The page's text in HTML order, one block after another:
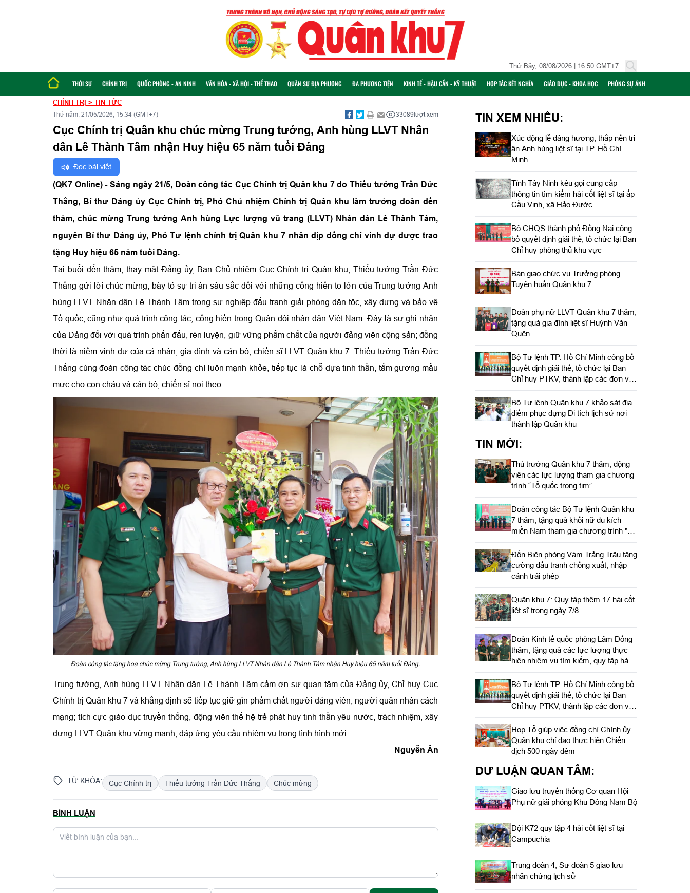
Thứ Bảy, 08/08/2026 | 16:50 GMT+7
THỜI SỰ CHÍNH TRỊ QUỐC PHÒNG - AN NINH VĂN HÓA - XÃ HỘI - THỂ THAO QUÂN SỰ ĐỊA PHƯƠNG ĐA PHƯƠNG TIỆN KINH TẾ - HẬU CẦN - KỸ THUẬT HỢP TÁC KẾT NGHĨA GIÁO DỤC - KHOA HỌC PHÓNG SỰ ẢNH
CHÍNH TRỊ > TIN TỨC
Thứ năm, 21/05/2026, 15:34 (GMT+7) 33089lượt xem
Cục Chính trị Quân khu chúc mừng Trung tướng, Anh hùng LLVT Nhân
dân Lê Thành Tâm nhận Huy hiệu 65 năm tuổi Đảng
Đọc bài viết
(QK7 Online) - Sáng ngày 21/5, Đoàn công tác Cục Chính trị Quân khu 7 do Thiếu tướng Trần Đức
Thắng, Bí thư Đảng ủy Cục Chính trị, Phó Chủ nhiệm Chính trị Quân khu làm trưởng đoàn đến
thăm, chúc mừng Trung tướng Anh hùng Lực lượng vũ trang (LLVT) Nhân dân Lê Thành Tâm,
nguyên Bí thư Đảng ủy, Phó Tư lệnh chính trị Quân khu 7 nhân dịp đồng chí vinh dự được trao
tặng Huy hiệu 65 năm tuổi Đảng.
Tại buổi đến thăm, thay mặt Đảng ủy, Ban Chủ nhiệm Cục Chính trị Quân khu, Thiếu tướng Trần Đức
Thắng gửi lời chúc mừng, bày tỏ sự tri ân sâu sắc đối với những cống hiến to lớn của Trung tướng Anh
hùng LLVT Nhân dân Lê Thành Tâm trong sự nghiệp đấu tranh giải phóng dân tộc, xây dựng và bảo vệ
Tổ quốc, cũng như quá trình công tác, cống hiến trong Quân đội nhân dân Việt Nam. Đây là sự ghi nhận
của Đảng đối với quá trình phấn đấu, rèn luyện, giữ vững phẩm chất của người đảng viên cộng sản; đồng
thời là niềm vinh dự của cá nhân, gia đình và cán bộ, chiến sĩ LLVT Quân khu 7. Thiếu tướng Trần Đức
Thắng cùng đoàn công tác chúc đồng chí luôn mạnh khỏe, tiếp tục là chỗ dựa tinh thần, tấm gương mẫu
mực cho con cháu và cán bộ, chiến sĩ noi theo.
Đoàn công tác tặng hoa chúc mừng Trung tướng, Anh hùng LLVT Nhân dân Lê Thành Tâm nhận Huy hiệu 65 năm tuổi Đảng.
Trung tướng, Anh hùng LLVT Nhân dân Lê Thành Tâm cảm ơn sự quan tâm của Đảng ủy, Chỉ huy Cục
Chính trị Quân khu 7 và khẳng định sẽ tiếp tục giữ gìn phẩm chất người đảng viên, người quân nhân cách
mạng; tích cực giáo dục truyền thống, động viên thế hệ trẻ phát huy tinh thần yêu nước, trách nhiệm, xây
dựng LLVT Quân khu vững mạnh, đáp ứng yêu cầu nhiệm vụ trong tình hình mới.
Nguyễn Ân
TỪ KHÓA: Cục Chính trị Thiếu tướng Trần Đức Thắng Chúc mừng
BÌNH LUẬN
TIN XEM NHIỀU:
Xúc động lễ dâng hương, thắp nến tri
ân Anh hùng liệt sĩ tại TP. Hồ Chí
Minh
Tỉnh Tây Ninh kêu gọi cung cấp
thông tin tìm kiếm hài cốt liệt sĩ tại ấp
Cầu Vịnh, xã Hảo Đước
Bộ CHQS thành phố Đồng Nai công
bố quyết định giải thể, tổ chức lại Ban
Chỉ huy phòng thủ khu vực
Bàn giao chức vụ Trưởng phòng
Tuyên huấn Quân khu 7
Đoàn phụ nữ LLVT Quân khu 7 thăm,
tặng quà gia đình liệt sĩ Huỳnh Văn
Quên
Bộ Tư lệnh TP. Hồ Chí Minh công bố
quyết định giải thể, tổ chức lại Ban
Chỉ huy PTKV, thành lập các đơn vị
trực thuộc
Bộ Tư lệnh Quân khu 7 khảo sát địa
điểm phục dựng Di tích lịch sử nơi
thành lập Quân khu
TIN MỚI:
Thủ trưởng Quân khu 7 thăm, động
viên các lực lượng tham gia chương
trình “Tổ quốc trong tim”
Đoàn công tác Bộ Tư lệnh Quân khu
7 thăm, tặng quà khối nữ du kích
miền Nam tham gia chương trình "Tổ
quốc trong tim"
Đồn Biên phòng Vàm Trảng Trâu tăng
cường đấu tranh chống xuất, nhập
cảnh trái phép
Quân khu 7: Quy tập thêm 17 hài cốt
liệt sĩ trong ngày 7/8
Đoàn Kinh tế quốc phòng Lâm Đồng
thăm, tặng quà các lực lượng thực
hiện nhiệm vụ tìm kiếm, quy tập hài
cốt liệt sĩ
Bộ Tư lệnh TP. Hồ Chí Minh công bố
quyết định giải thể, tổ chức lại Ban
Chỉ huy PTKV, thành lập các đơn vị
trực thuộc
Họp Tổ giúp việc đồng chí Chính ủy
Quân khu chỉ đạo thực hiện Chiến
dịch 500 ngày đêm
DƯ LUẬN QUAN TÂM:
Giao lưu truyền thống Cơ quan Hội
Phụ nữ giải phóng Khu Đông Nam Bộ
Đội K72 quy tập 4 hài cốt liệt sĩ tại
Campuchia
Trung đoàn 4, Sư đoàn 5 giao lưu
nhân chứng lịch sử